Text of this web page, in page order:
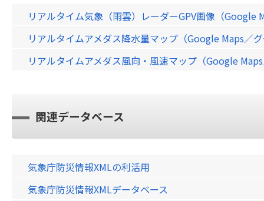
リアルタイム気象（雨雲）レーダーGPV画像（Google
リアルタイムアメダス降水量マップ（Google Maps／
リアルタイムアメダス風向・風速マップ（Google
関連データベース
気象庁防災情報XMLの利活用
気象庁防災情報XMLデータベース